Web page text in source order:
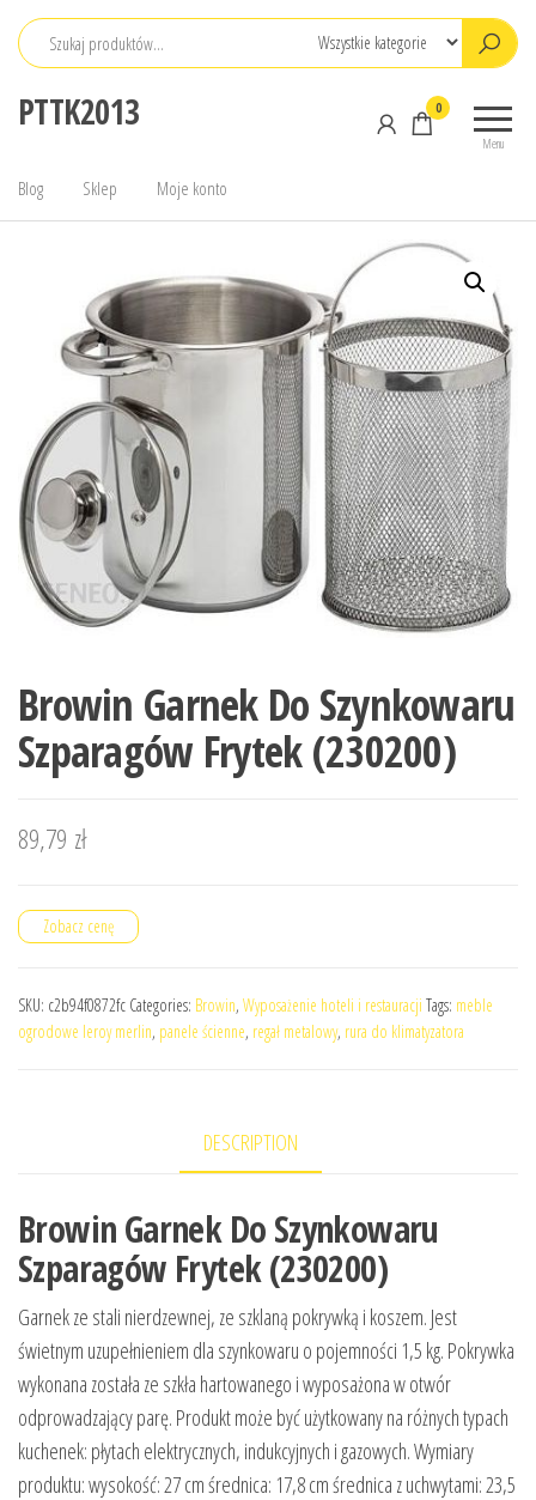
Przejdź
PTTK2013
Menu
0
Blog Sklep Moje konto
Browin Garnek Do Szynkowaru
Szparagów Frytek (230200)
89,79 zł
Zobacz cenę
SKU: c2b94f0872fc Categories: Browin, Wyposażenie hoteli i restauracji Tags: meble
ogrodowe leroy merlin, panele ścienne, regał metalowy, rura do klimatyzatora
DESCRIPTION
Browin Garnek Do Szynkowaru
Szparagów Frytek (230200)
Garnek ze stali nierdzewnej, ze szklaną pokrywką i koszem. Jest
świetnym uzupełnieniem dla szynkowaru o pojemności 1,5 kg. Pokrywka
wykonana została ze szkła hartowanego i wyposażona w otwór
odprowadzający parę. Produkt może być użytkowany na różnych typach
kuchenek: płytach elektrycznych, indukcyjnych i gazowych. Wymiary
produktu: wysokość: 27 cm średnica: 17,8 cm średnica z uchwytami: 23,5